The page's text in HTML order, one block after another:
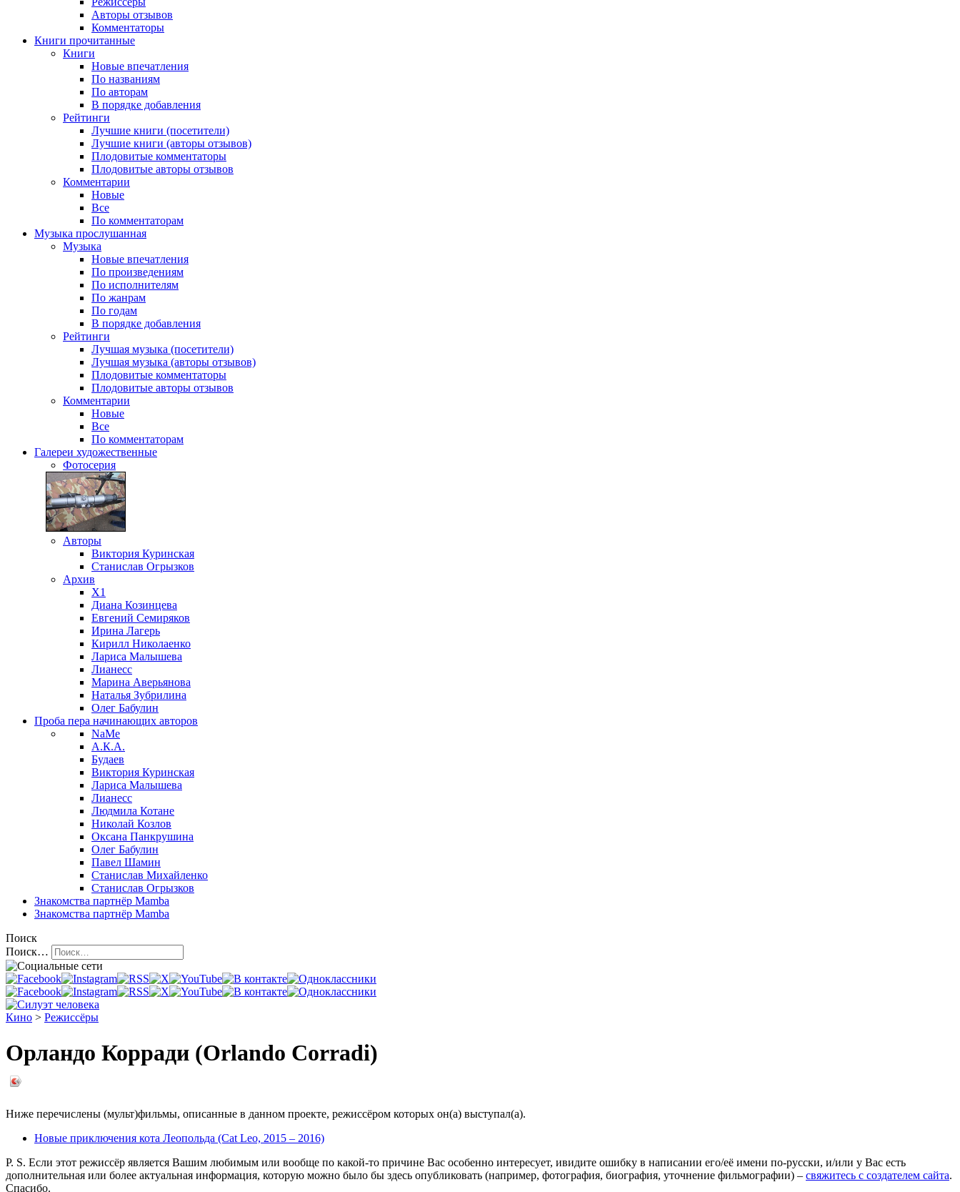
Авторы отзывов
Комментаторы
Книги прочитанные
Книги
Новые впечатления
По названиям
По авторам
В порядке добавления
Рейтинги
Лучшие книги (посетители)
Лучшие книги (авторы отзывов)
Плодовитые комментаторы
Плодовитые авторы отзывов
Комментарии
Новые
Все
По комментаторам
Музыка прослушанная
Музыка
Новые впечатления
По произведениям
По исполнителям
По жанрам
По годам
В порядке добавления
Рейтинги
Лучшая музыка (посетители)
Лучшая музыка (авторы отзывов)
Плодовитые комментаторы
Плодовитые авторы отзывов
Комментарии
Новые
Все
По комментаторам
Галереи художественные
Фотосерия
Авторы
Виктория Куринская
Станислав Огрызков
Архив
X1
Диана Козинцева
Евгений Семиряков
Ирина Лагерь
Кирилл Николаенко
Лариса Малышева
Лианесс
Марина Аверьянова
Наталья Зубрилина
Олег Бабулин
Проба пера начинающих авторов
NaMe
А.К.А.
Будаев
Виктория Куринская
Лариса Малышева
Лианесс
Людмила Котане
Николай Козлов
Оксана Панкрушина
Олег Бабулин
Павел Шамин
Станислав Михайленко
Станислав Огрызков
Знакомства партнёр Mamba
Знакомства партнёр Mamba
Поиск
Поиск…
Кино > Режиссёры
Орландо Корради (Orlando Corradi)
Ниже перечислены (мульт)фильмы, описанные в данном проекте, режиссёром которых он(а) выступал(а).
Новые приключения кота Леопольда (Cat Leo, 2015 – 2016)
P. S. Если этот режиссёр является Вашим любимым или вообще по какой-то причине Вас особенно интересует, ивидите ошибку в написании его/её имени по-русски, и/или у Вас есть
дополнительная или более актуальная информация, которую можно было бы здесь опубликовать (например, фотография, биография, уточнение фильмографии) – свяжитесь с создателем сайта.
Спасибо.